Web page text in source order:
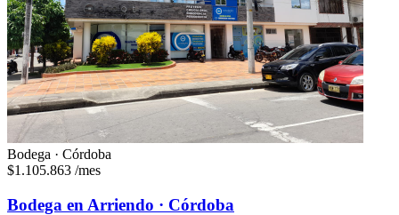
Bodega · Córdoba
$1.105.863 /mes
Bodega en Arriendo · Córdoba